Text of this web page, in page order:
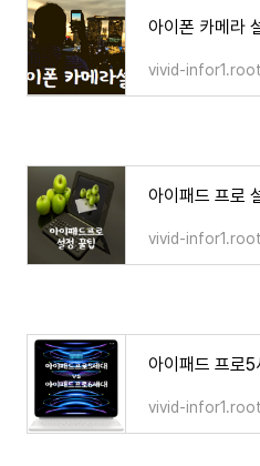
아이폰 카메라
vivid-
아이패드 프로
vivid-
vivid-